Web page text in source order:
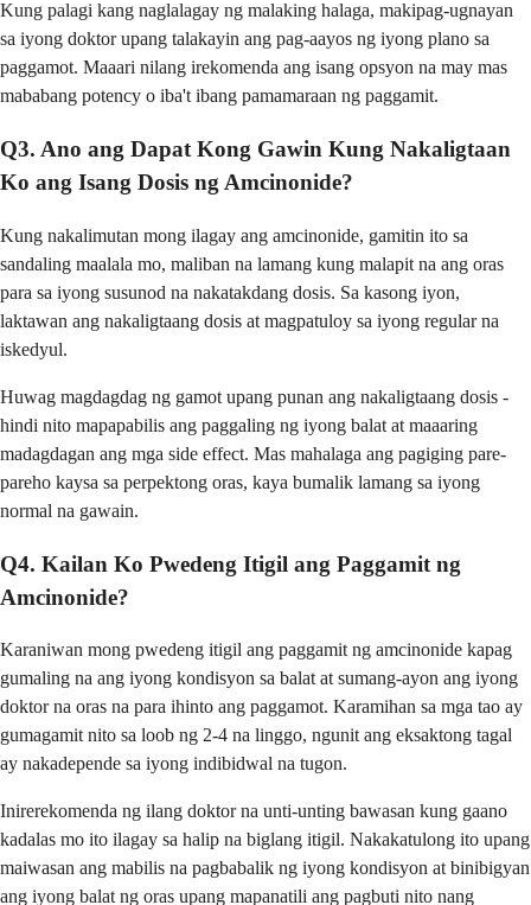
Kung palagi kang naglalagay ng malaking halaga, makipag-ugnayan
sa iyong doktor upang talakayin ang pag-aayos ng iyong plano sa
paggamot. Maaari nilang irekomenda ang isang opsyon na may mas
mababang potency o iba't ibang pamamaraan ng paggamit.
Q3. Ano ang Dapat Kong Gawin Kung Nakaligtaan
Ko ang Isang Dosis ng Amcinonide?
Kung nakalimutan mong ilagay ang amcinonide, gamitin ito sa
sandaling maalala mo, maliban na lamang kung malapit na ang oras
para sa iyong susunod na nakatakdang dosis. Sa kasong iyon,
laktawan ang nakaligtaang dosis at magpatuloy sa iyong regular na
iskedyul.
Huwag magdagdag ng gamot upang punan ang nakaligtaang dosis -
hindi nito mapapabilis ang paggaling ng iyong balat at maaaring
madagdagan ang mga side effect. Mas mahalaga ang pagiging pare-
pareho kaysa sa perpektong oras, kaya bumalik lamang sa iyong
normal na gawain.
Q4. Kailan Ko Pwedeng Itigil ang Paggamit ng
Amcinonide?
Karaniwan mong pwedeng itigil ang paggamit ng amcinonide kapag
gumaling na ang iyong kondisyon sa balat at sumang-ayon ang iyong
doktor na oras na para ihinto ang paggamot. Karamihan sa mga tao ay
gumagamit nito sa loob ng 2-4 na linggo, ngunit ang eksaktong tagal
ay nakadepende sa iyong indibidwal na tugon.
Inirerekomenda ng ilang doktor na unti-unting bawasan kung gaano
kadalas mo ito ilagay sa halip na biglang itigil. Nakakatulong ito upang
maiwasan ang mabilis na pagbabalik ng iyong kondisyon at binibigyan
ang iyong balat ng oras upang mapanatili ang pagbuti nito nang